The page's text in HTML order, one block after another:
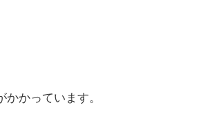
かっています。